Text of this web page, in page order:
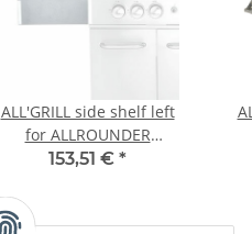
ALL'GRILL side shelf left
for ALLROUNDER
Modular
153,51 € *